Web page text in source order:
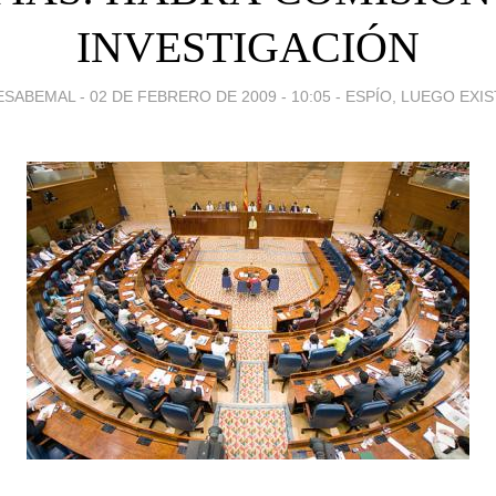
INVESTIGACIÓN
- 02 DE FEBRERO DE 2009 - 10:05 - ESPÍO, LUEGO